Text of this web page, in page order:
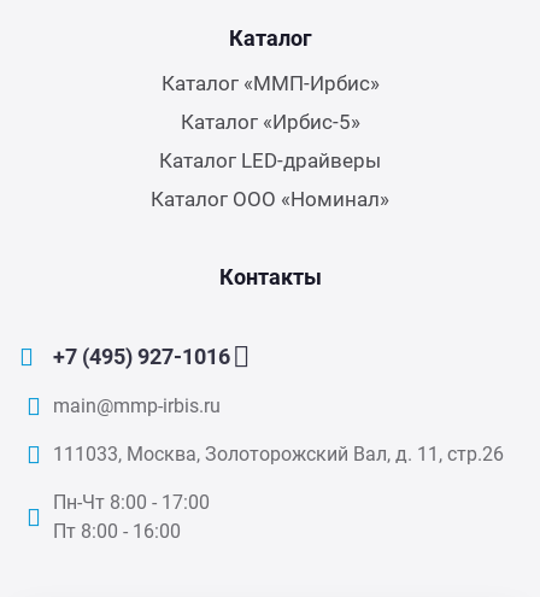
Каталог
Каталог «ММП-Ирбис»
Каталог «Ирбис-5»
Каталог LED-драйверы
Каталог ООО «Номинал»
Контакты
+7 (495) 927-1016
main@mmp-irbis.ru
111033, Москва, Золоторожский Вал, д. 11, стр.26
Пн-Чт 8:00 - 17:00
Пт 8:00 - 16:00